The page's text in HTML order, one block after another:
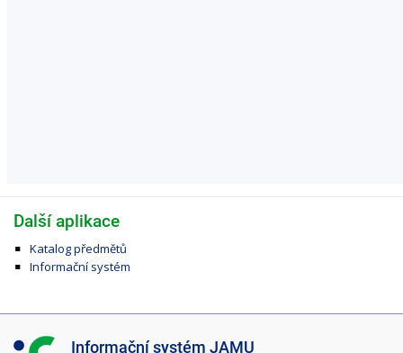
Další aplikace
Katalog předmětů
Informační systém
I Informační systém JAMU